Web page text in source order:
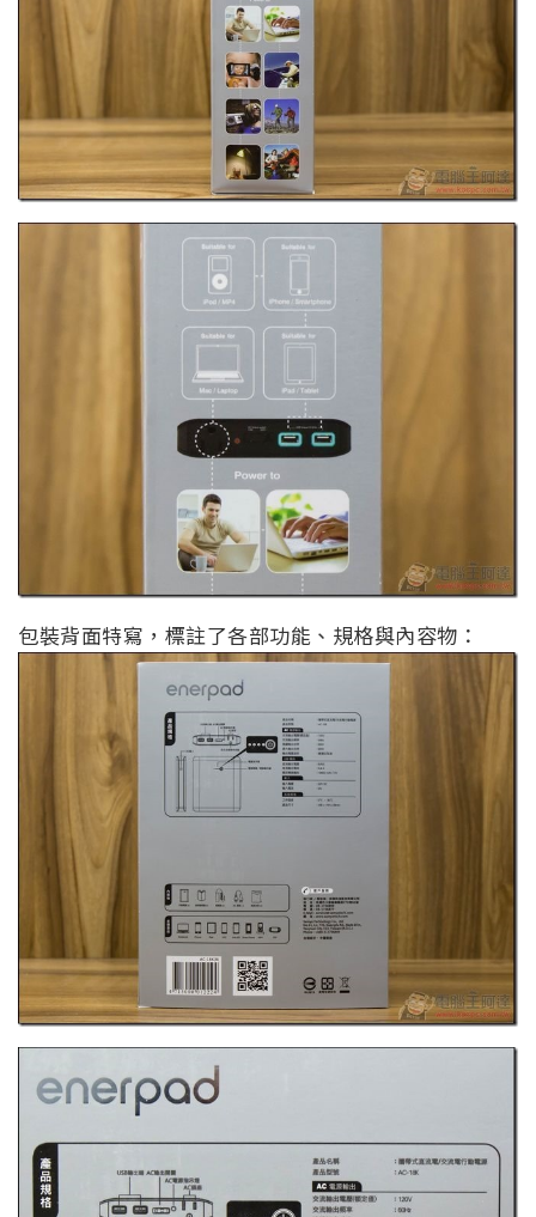
包裝背面特寫，標註了各部功能、規格與內容物：